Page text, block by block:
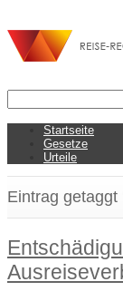
Startseite
Gesetze
Urteile
Eintrag getaggt